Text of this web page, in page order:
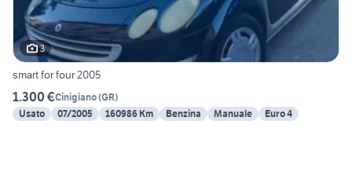
3
smart for four 2005
1.300 €Cinigiano(GR)
Usato
07/2005 160986 Km Benzina Manuale Euro 4